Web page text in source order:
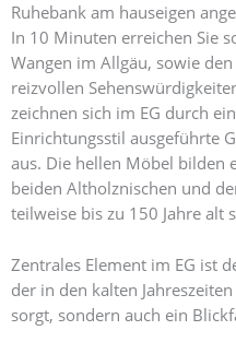
Ruhebank am hauseigen
In 10 Minuten erreichen Sie
Wangen im Allgäu, sowie
reizvollen
zeichnen sich im EG durch
Einrichtungsstil ausgeführte
aus. Die hellen Möbel bilden
beiden Altholznischen und
teilweise bis zu 150 Jahre alt
Zentrales Element im EG ist
der in den kalten
sorgt, sondern auch ein